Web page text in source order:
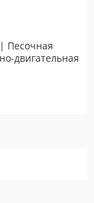
Песочная
двигательная